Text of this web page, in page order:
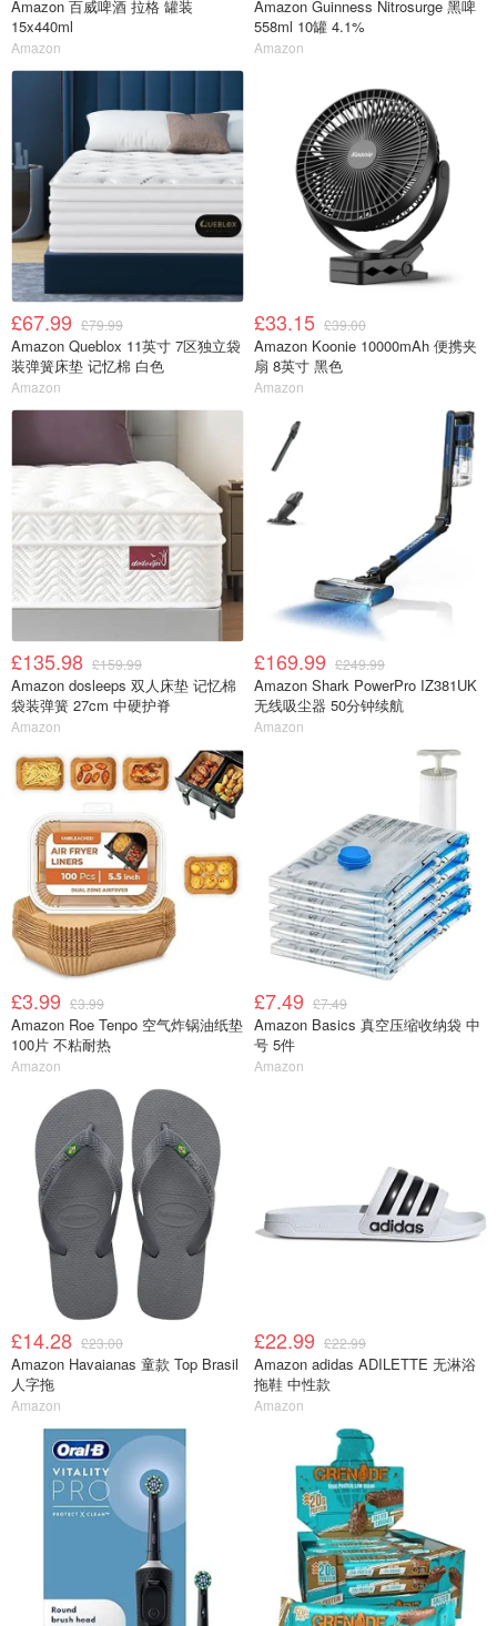
Amazon 百威啤酒 拉格 罐装
15x440ml
Amazon
Amazon Guinness Nitrosurge 黑啤
558ml 10罐 4.1%
Amazon
£67.99 £79.99
Amazon Queblox 11英寸 7区独立袋
装弹簧床垫 记忆棉 白色
Amazon
£33.15 £39.00
Amazon Koonie 10000mAh 便携夹
扇 8英寸 黑色
Amazon
£135.98 £159.99
Amazon dosleeps 双人床垫 记忆棉
袋装弹簧 27cm 中硬护脊
Amazon
£169.99 £249.99
Amazon Shark PowerPro IZ381UK
无线吸尘器 50分钟续航
Amazon
£3.99 £3.99
Amazon Roe Tenpo 空气炸锅油纸垫
100片 不粘耐热
Amazon
£7.49 £7.49
Amazon Basics 真空压缩收纳袋 中
号 5件
Amazon
£14.28 £23.00
Amazon Havaianas 童款 Top Brasil
人字拖
Amazon
£22.99 £22.99
Amazon adidas ADILETTE 无淋浴
拖鞋 中性款
Amazon